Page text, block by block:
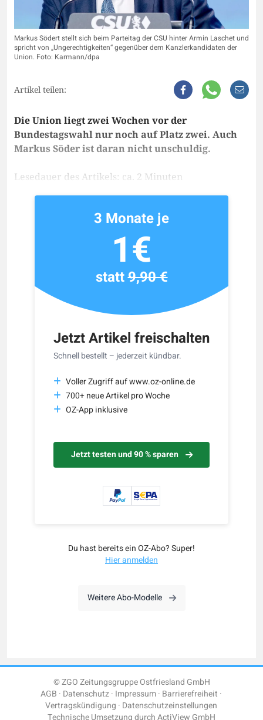
Markus Södert stellt sich beim Parteitag der CSU hinter Armin Laschet und
spricht von „Ungerechtigkeiten“ gegenüber dem Kanzlerkandidaten der
Union. Foto: Karmann/dpa
Artikel teilen:
Die Union liegt zwei Wochen vor der
Bundestagswahl nur noch auf Platz zwei. Auch
Markus Söder ist daran nicht unschuldig.
Lesedauer des Artikels: ca. 2 Minuten
Jetzt Artikel freischalten
Schnell bestellt – jederzeit kündbar.
Voller Zugriff auf www.oz-online.de
700+ neue Artikel pro Woche
OZ-App inklusive
Jetzt testen und 90 % sparen
3 Monate je
1€
statt9,90 €
Du hast bereits ein OZ-Abo? Super!
Hier anmelden
Weitere Abo-Modelle
© ZGO Zeitungsgruppe Ostfriesland GmbH
AGB Datenschutz Impressum Barrierefreiheit
Vertragskündigung Datenschutzeinstellungen